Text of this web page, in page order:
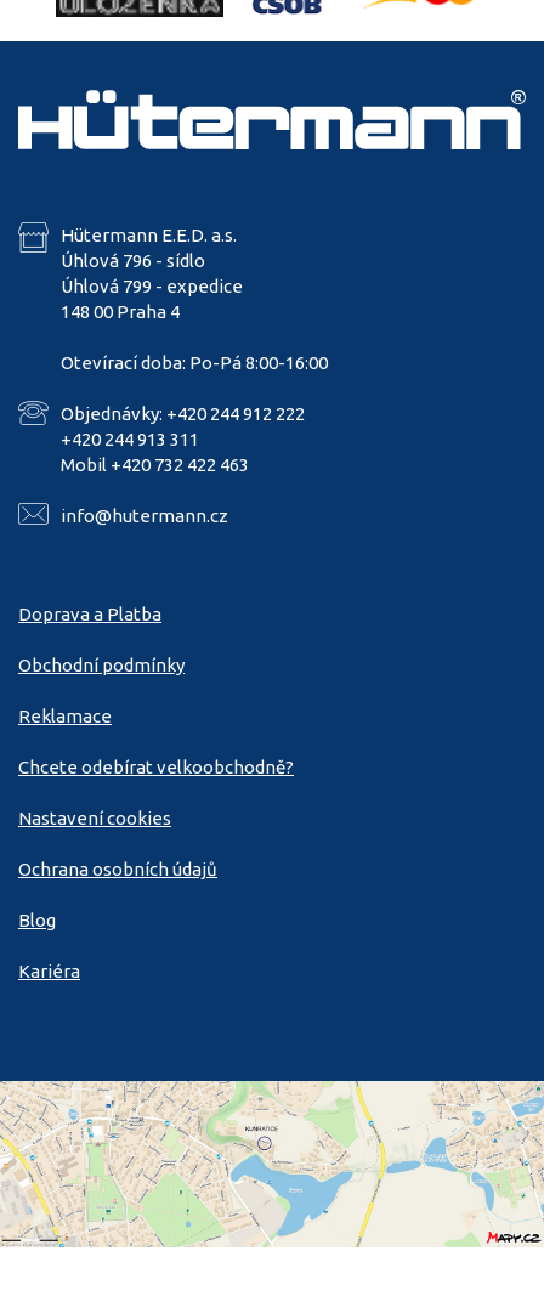
Hütermann E.E.D. a.s.
Úhlová 796 - sídlo
Úhlová 799 - expedice
148 00 Praha 4
Otevírací doba: Po-Pá 8:00-16:00
Objednávky: +420 244 912 222
+420 244 913 311
Mobil +420 732 422 463
info@hutermann.cz
Doprava a Platba
Obchodní podmínky
Reklamace
Chcete odebírat velkoobchodně?
Nastavení cookies
Ochrana osobních údajů
Blog
Kariéra